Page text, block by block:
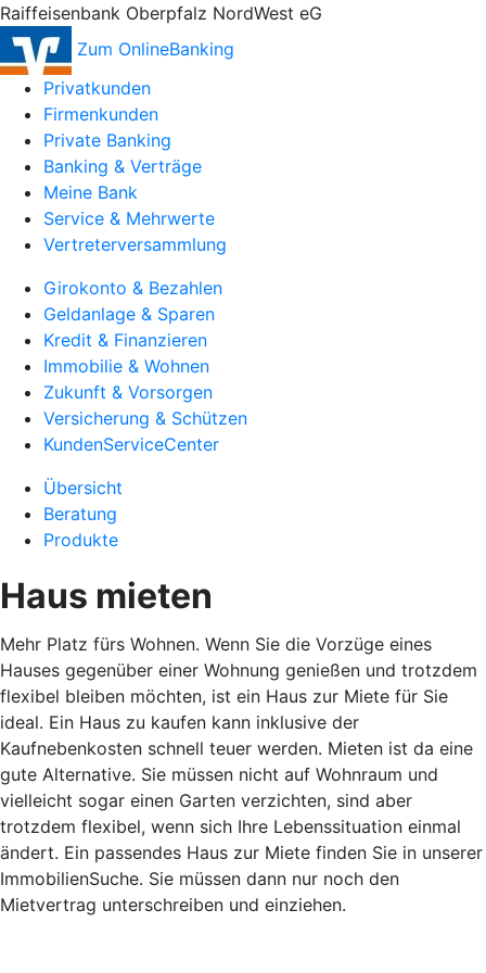
Raiffeisenbank Oberpfalz NordWest eG
Zum OnlineBanking
Privatkunden
Firmenkunden
Private Banking
Banking & Verträge
Meine Bank
Service & Mehrwerte
Vertreterversammlung
Girokonto & Bezahlen
Geldanlage & Sparen
Kredit & Finanzieren
Immobilie & Wohnen
Zukunft & Vorsorgen
Versicherung & Schützen
KundenServiceCenter
Übersicht
Beratung
Produkte
Haus mieten
Mehr Platz fürs Wohnen. Wenn Sie die Vorzüge eines
Hauses gegenüber einer Wohnung genießen und trotzdem
flexibel bleiben möchten, ist ein Haus zur Miete für Sie
ideal. Ein Haus zu kaufen kann inklusive der
Kaufnebenkosten schnell teuer werden. Mieten ist da eine
gute Alternative. Sie müssen nicht auf Wohnraum und
vielleicht sogar einen Garten verzichten, sind aber
trotzdem flexibel, wenn sich Ihre Lebenssituation einmal
ändert. Ein passendes Haus zur Miete finden Sie in unserer
ImmobilienSuche. Sie müssen dann nur noch den
Mietvertrag unterschreiben und einziehen.